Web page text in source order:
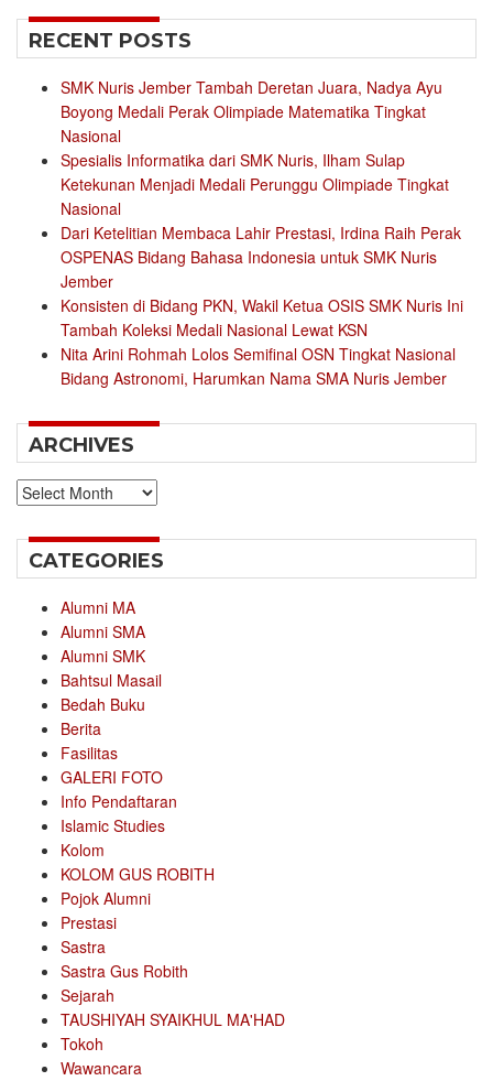
RECENT POSTS
SMK Nuris Jember Tambah Deretan Juara, Nadya Ayu
Boyong Medali Perak Olimpiade Matematika Tingkat
Nasional
Spesialis Informatika dari SMK Nuris, Ilham Sulap
Ketekunan Menjadi Medali Perunggu Olimpiade Tingkat
Nasional
Dari Ketelitian Membaca Lahir Prestasi, Irdina Raih Perak
OSPENAS Bidang Bahasa Indonesia untuk SMK Nuris
Jember
Konsisten di Bidang PKN, Wakil Ketua OSIS SMK Nuris Ini
Tambah Koleksi Medali Nasional Lewat KSN
Nita Arini Rohmah Lolos Semifinal OSN Tingkat Nasional
Bidang Astronomi, Harumkan Nama SMA Nuris Jember
ARCHIVES
Archives
CATEGORIES
Alumni MA
Alumni SMA
Alumni SMK
Bahtsul Masail
Bedah Buku
Berita
Fasilitas
GALERI FOTO
Info Pendaftaran
Islamic Studies
Kolom
KOLOM GUS ROBITH
Pojok Alumni
Prestasi
Sastra
Sastra Gus Robith
Sejarah
TAUSHIYAH SYAIKHUL MA'HAD
Tokoh
Wawancara